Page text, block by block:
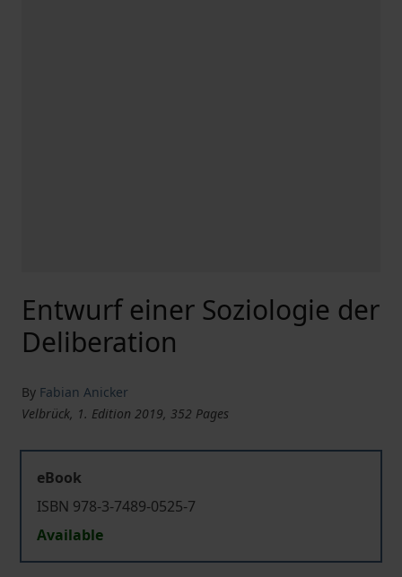
Entwurf einer Soziologie der
Deliberation
By Fabian Anicker
Velbrück, 1. Edition 2019, 352 Pages
eBook
ISBN 978-3-7489-0525-7
Available